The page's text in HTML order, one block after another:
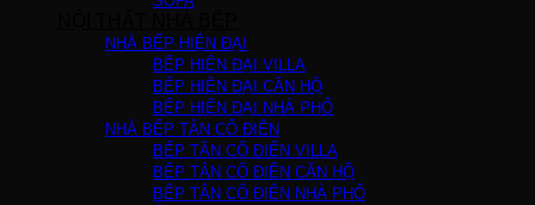
NHÀ BẾP HIỆN ĐẠI
BẾP HIỆN ĐẠI VILLA
BẾP HIỆN ĐẠI CĂN HỘ
BẾP HIỆN ĐẠI NHÀ PHỐ
NHÀ BẾP TÂN CỔ ĐIỂN
BẾP TÂN CỔ ĐIỂN VILLA
BẾP TÂN CỔ ĐIỂN CĂN HỘ
BẾP TÂN CỔ ĐIỂN NHÀ PHỐ